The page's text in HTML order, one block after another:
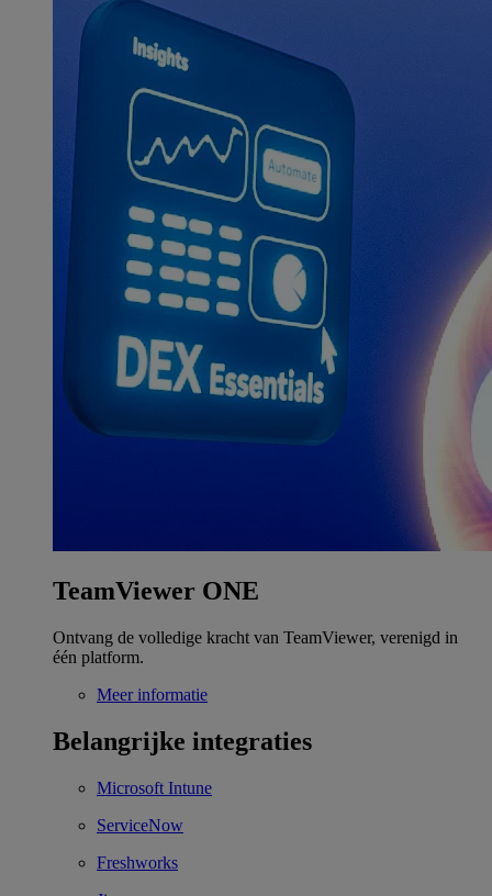
TeamViewer ONE
Ontvang de volledige kracht van TeamViewer, verenigd in
één platform.
Meer informatie
Belangrijke integraties
Microsoft Intune
ServiceNow
Freshworks